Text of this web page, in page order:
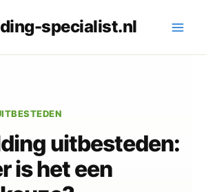
specialist.nl
uitbesteden:
is het een